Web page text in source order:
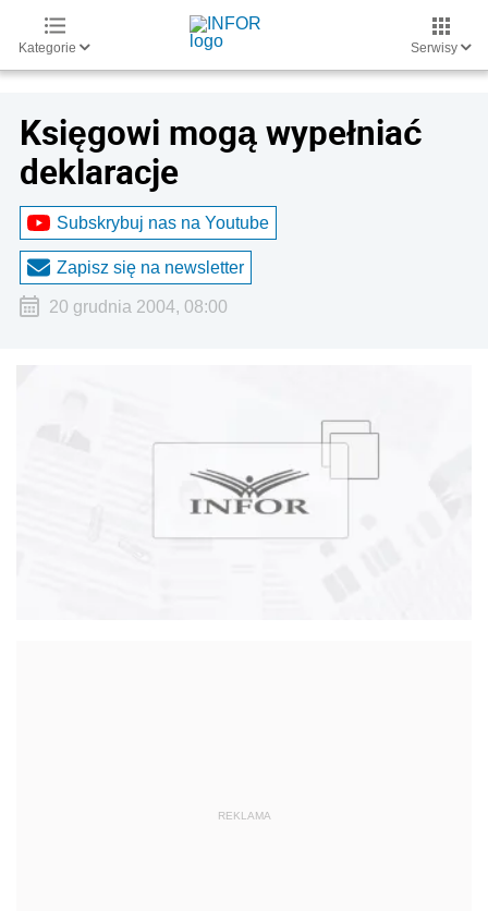
Kategorie Serwisy
Księgowi mogą wypełniać
deklaracje
Subskrybuj nas na Youtube
Zapisz się na newsletter
20 grudnia 2004, 08:00